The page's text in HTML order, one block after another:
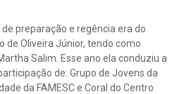
preparação e regência era do
de Oliveira Júnior, tendo como
Salim. Esse ano ela conduziu a
de: Grupo de Jovens da
da FAMESC e Coral do Centro